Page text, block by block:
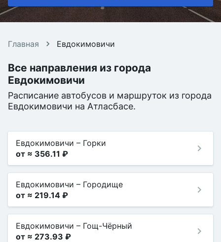
Главная Евдокимовичи
Все направления из города
Евдокимовичи
Расписание автобусов и маршруток из города
Евдокимовичи на Атласбасе.
Евдокимовичи – Горки
от ≈ 356.11 ₽
Евдокимовичи – Городище
от ≈ 219.14 ₽
Евдокимовичи – Гощ-Чёрный
от ≈ 273.93 ₽